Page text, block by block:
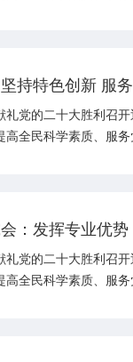
持特色创新 服
礼党的二十大胜利召
高全民科学素质、服
：发挥专业优
礼党的二十大胜利召
高全民科学素质、服